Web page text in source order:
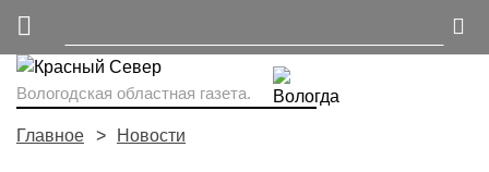
Вологодская областная газета.
Главное Новости